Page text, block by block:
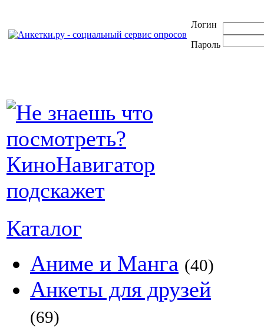
Логин
Пароль
Каталог
Аниме и Манга (40)
Анкеты для друзей
(69)